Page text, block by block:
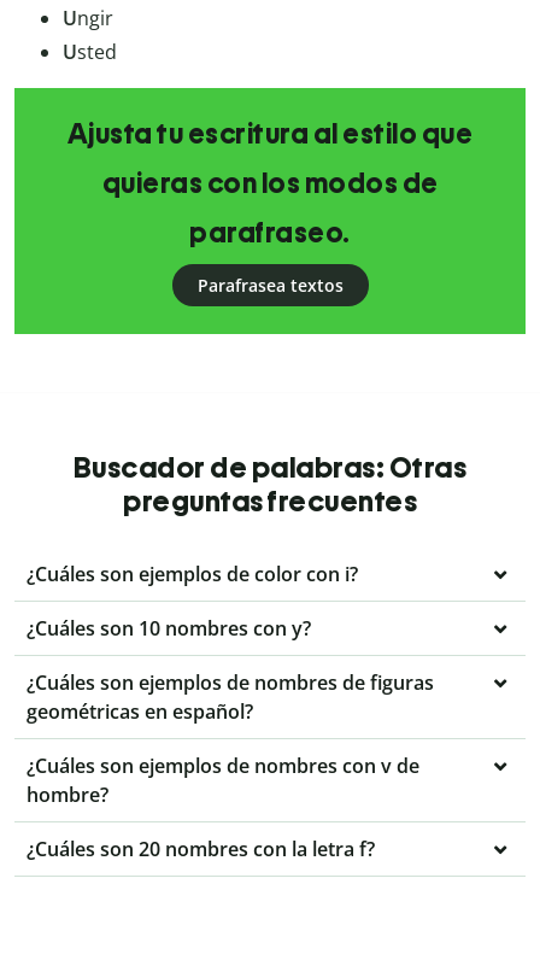
Ungir
Usted
Ajusta tu escritura al estilo que
quieras con los modos de
parafraseo.
Parafrasea textos
Buscador de palabras: Otras
preguntas frecuentes
¿Cuáles son ejemplos de color con i?
¿Cuáles son 10 nombres con y?
¿Cuáles son ejemplos de nombres de figuras
geométricas en español?
¿Cuáles son ejemplos de nombres con v de
hombre?
¿Cuáles son 20 nombres con la letra f?